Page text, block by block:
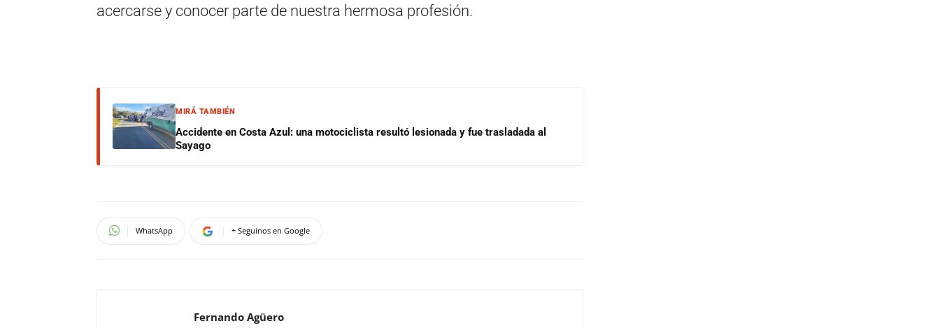
acercarse y conocer parte de nuestra hermosa profesión.
MIRÁ TAMBIÉN
Accidente en Costa Azul: una motociclista resultó lesionada y fue trasladada al
Sayago
WhatsApp + Seguinos en Google
Fernando Agüero